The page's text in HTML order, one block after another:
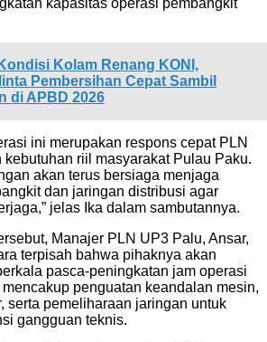
kapasitas operasi pembangkit
Kolam Renang KONI,
Pembersihan Cepat Sambil
di APBD 2026
ini merupakan respons cepat PLN
riil masyarakat Pulau Paku.
akan terus bersiaga menjaga
dan jaringan distribusi agar
jelas Ika dalam sambutannya.
Manajer PLN UP3 Palu, Ansar,
terpisah bahwa pihaknya akan
pasca-peningkatan jam operasi
penguatan keandalan mesin,
serta pemeliharaan jaringan untuk
gangguan teknis.